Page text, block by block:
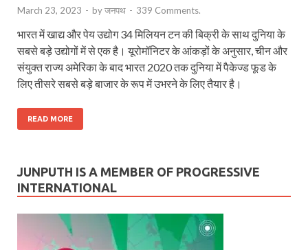
March 23, 2023 - byजनपथ - 339 Comments.
भारत में खाद्य और पेय उद्योग 34 मिलियन टन की बिक्री के साथ दुनिया के
सबसे बड़े उद्योगों में से एक है। यूरोमॉनिटर के आंकड़ों के अनुसार, चीन और
संयुक्त राज्य अमेरिका के बाद भारत 2020 तक दुनिया में पैकेज्ड फूड के
लिए तीसरे सबसे बड़े बाजार के रूप में उभरने के लिए तैयार है।
READ MORE
JUNPUTH IS A MEMBER OF PROGRESSIVE
INTERNATIONAL